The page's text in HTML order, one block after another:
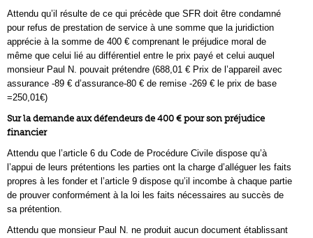
Attendu qu’il résulte de ce qui précède que SFR doit être condamné
pour refus de prestation de service à une somme que la juridiction
apprécie à la somme de 400 € comprenant le préjudice moral de
même que celui lié au différentiel entre le prix payé et celui auquel
monsieur Paul N. pouvait prétendre (688,01 € Prix de l’appareil avec
assurance -89 € d’assurance-80 € de remise -269 € le prix de base
=250,01€)
Sur la demande aux défendeurs de 400 € pour son préjudice
financier
Attendu que l’article 6 du Code de Procédure Civile dispose qu’à
l’appui de leurs prétentions les parties ont la charge d’alléguer les faits
propres à les fonder et l’article 9 dispose qu’il incombe à chaque partie
de prouver conformément à la loi les faits nécessaires au succès de
sa prétention.
Attendu que monsieur Paul N. ne produit aucun document établissant